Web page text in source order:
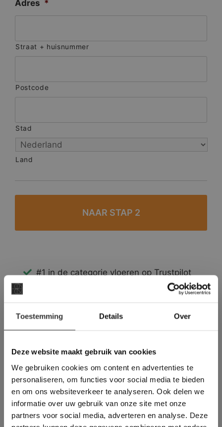
Toestemming Details Over
Deze website maakt gebruik van cookies
We gebruiken cookies om content en advertenties te
personaliseren, om functies voor social media te bieden
en om ons websiteverkeer te analyseren. Ook delen we
informatie over uw gebruik van onze site met onze
partners voor social media, adverteren en analyse. Deze
Adres *
Straat + huisnummer
Postcode
Stad
Land
#1 in de categorie vloeren op Trustpilot
Binnen 24 uur een passende offerte
Meer dan 500 m2 showroom
Deze website maakt
gebruik van cookies.
This Cookie Banner was deleted and is no
longer working. Please contact the website
administrator.
Deze website gebruikt cookies om de
gebruikerservaring te verbeteren. Door
gebruik te maken van onze website geeft u
toestemming voor alle cookies in
overeenstemming met ons cookiebeleid.Lees
verder